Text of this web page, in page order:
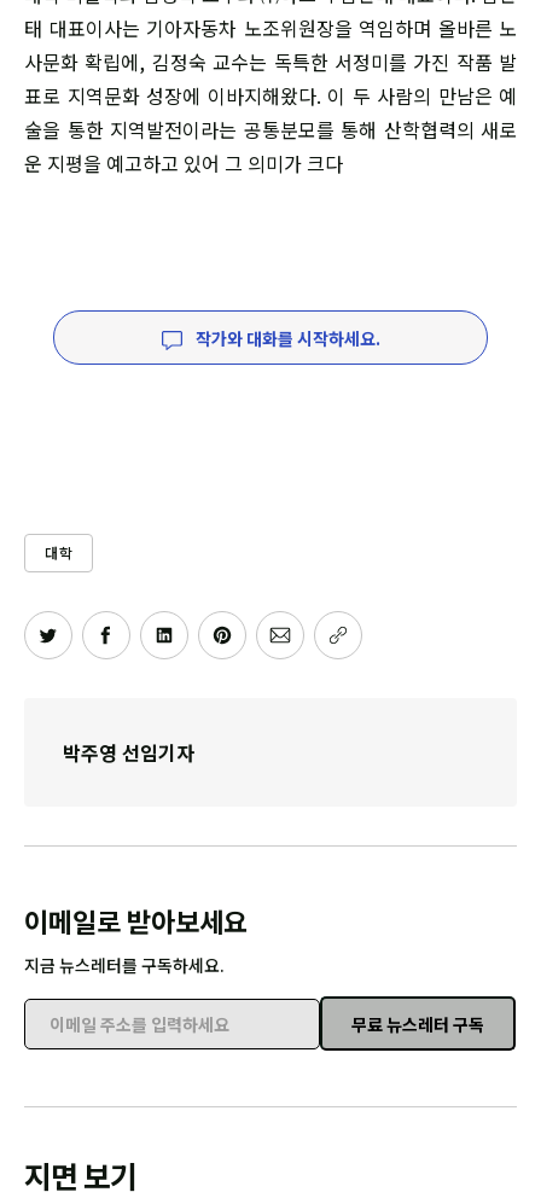
태 대표이사는 기아자동차 노조위원장을 역임하며 올바른 노
사문화 확립에, 김정숙 교수는 독특한 서정미를 가진 작품 발
표로 지역문화 성장에 이바지해왔다. 이 두 사람의 만남은 예
술을 통한 지역발전이라는 공통분모를 통해 산학협력의 새로
운 지평을 예고하고 있어 그 의미가 크다
작가와 대화를 시작하세요.
대학
박주영 선임기자
이메일로 받아보세요
지금 뉴스레터를 구독하세요.
이메일 주소를 입력하세요
무료 뉴스레터 구독
지면 보기